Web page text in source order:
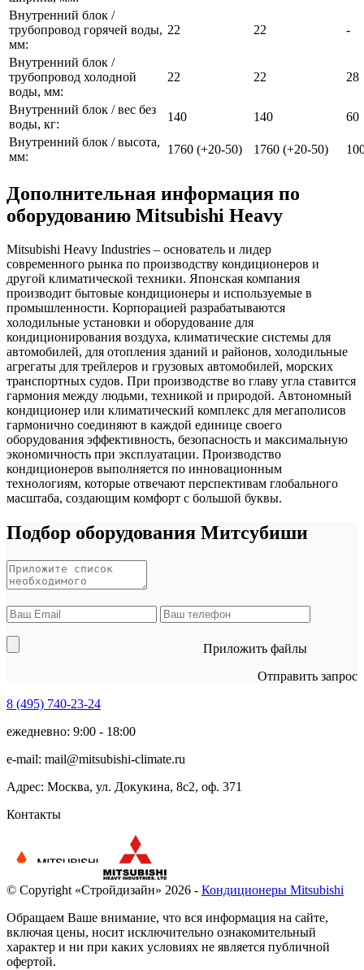
Внутренний блок /
трубопровод горячей воды,
мм:
22 22 -
Внутренний блок /
трубопровод холодной
воды, мм:
22 22 28
Внутренний блок / вес без
воды, кг:
140 140
60
Внутренний блок / высота,
мм:
1760 (+20-50) 1760 (+20-50)
Дополнительная информация по
оборудованию Mitsubishi Heavy
Mitsubishi Heavy Industries – основатель и лидер
современного рынка по производству кондиционеров и
другой климатической техники. Японская компания
производит бытовые кондиционеры и используемые в
промышленности. Корпорацией разрабатываются
холодильные установки и оборудование для
кондиционирования воздуха, климатические системы для
автомобилей, для отопления зданий и районов, холодильные
агрегаты для трейлеров и грузовых автомобилей, морских
транспортных судов. При производстве во главу угла ставится
гармония между людьми, техникой и природой. Автономный
кондиционер или климатический комплекс для мегаполисов
гармонично соединяют в каждой единице своего
оборудования эффективность, безопасность и максимальную
экономичность при эксплуатации. Производство
кондиционеров выполняется по инновационным
технологиям, которые отвечают перспективам глобального
масштаба, создающим комфорт с большой буквы.
Подбор оборудования Митсубиши
Приложить файлы
Отправить запрос
8 (495) 740-23-24
ежедневно: 9:00 - 18:00
e-mail: mail@mitsubishi-climate.ru
Адрес: Москва, ул. Докукина, 8с2, оф. 371
Контакты
© Copyright «Стройдизайн» 2026 - Кондиционеры Mitsubishi
Обращаем Ваше внимание, что вся информация на сайте,
включая цены, носит исключительно ознакомительный
характер и ни при каких условиях не является публичной
офертой.